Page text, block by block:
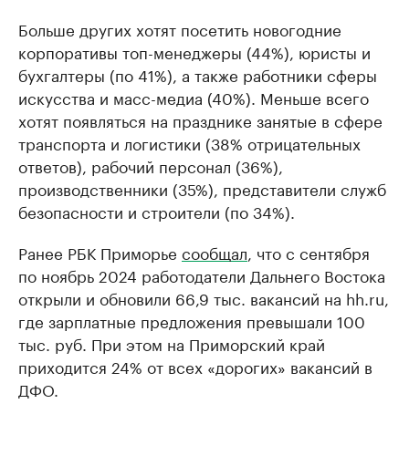
Больше других хотят посетить новогодние
корпоративы топ-менеджеры (44%), юристы и
бухгалтеры (по 41%), а также работники сферы
искусства и масс-медиа (40%). Меньше всего
хотят появляться на празднике занятые в сфере
транспорта и логистики (38% отрицательных
ответов), рабочий персонал (36%),
производственники (35%), представители служб
безопасности и строители (по 34%).
Ранее РБК Приморье сообщал , что с сентября
по ноябрь 2024 работодатели Дальнего Востока
открыли и обновили 66,9 тыс. вакансий на hh.ru,
где зарплатные предложения превышали 100
тыс. руб. При этом на Приморский край
приходится 24% от всех «дорогих» вакансий в
ДФО.